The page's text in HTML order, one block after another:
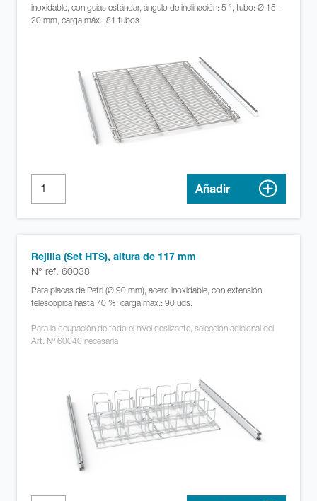
inoxidable, con guías estándar, ángulo de inclinación: 5 °, tubo: Ø 15-
20 mm, carga máx.: 81 tubos
Añadir
Rejilla (Set HTS), altura de 117 mm
N° ref. 60038
Para placas de Petri (Ø 90 mm), acero inoxidable, con extensión
telescópica hasta 70 %, carga máx.: 90 uds.
Para la ocupación de todo el nivel deslizante, selección adicional del
Art. Nº 60040 necesaria